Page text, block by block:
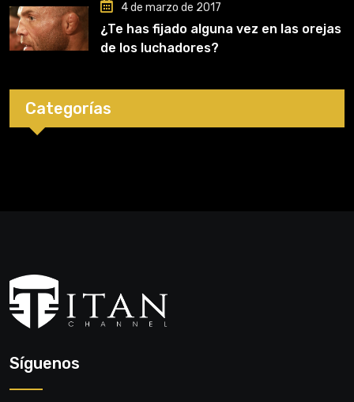
4 de marzo de 2017
¿Te has fijado alguna vez en las orejas
de los luchadores?
Categorías
Síguenos